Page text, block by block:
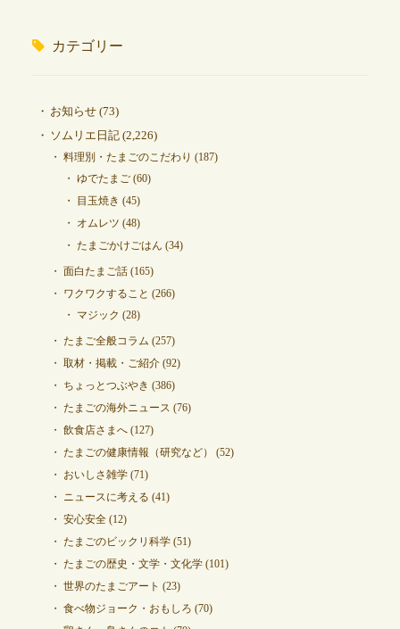
カテゴリー
お知らせ(73)
ソムリエ日記(2,226)
料理別・たまごのこだわり (187)
ゆでたまご(60)
目玉焼き (45)
オムレツ (48)
たまごかけごはん (34)
面白たまご話(165)
ワクワクすること (266)
マジック (28)
たまご全般コラム (257)
取材・掲載・ご紹介(92)
ちょっとつぶやき (386)
たまごの海外ニュース (76)
飲食店さまへ(127)
たまごの健康情報（研究など）
(52)
おいしさ雑学(71)
ニュースに考える (41)
安心安全(12)
たまごのビックリ科学(51)
たまごの歴史・文学・文化学(101)
世界のたまごアート (23)
食べ物ジョーク・おもしろ (70)